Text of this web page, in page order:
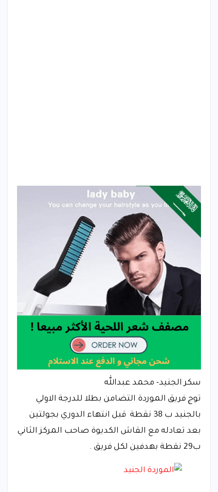
سكر الجنيد- محمد عبدالله
توج فريق الموردة التضامن بطلا للدرجة الاولي
بالجنيد ب 38 نقطة قبل انتهاء الدوري بجولتين
بعد تعادله مع القاش الكديوة صاحب المركز الثاني
ب29 نقطة بهدفين لكل فريق .